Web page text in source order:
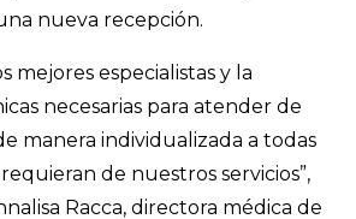
nueva recepción.
mejores especialistas y la
necesarias para atender de
manera individualizada a todas
de nuestros servicios”,
Racca, directora médica de